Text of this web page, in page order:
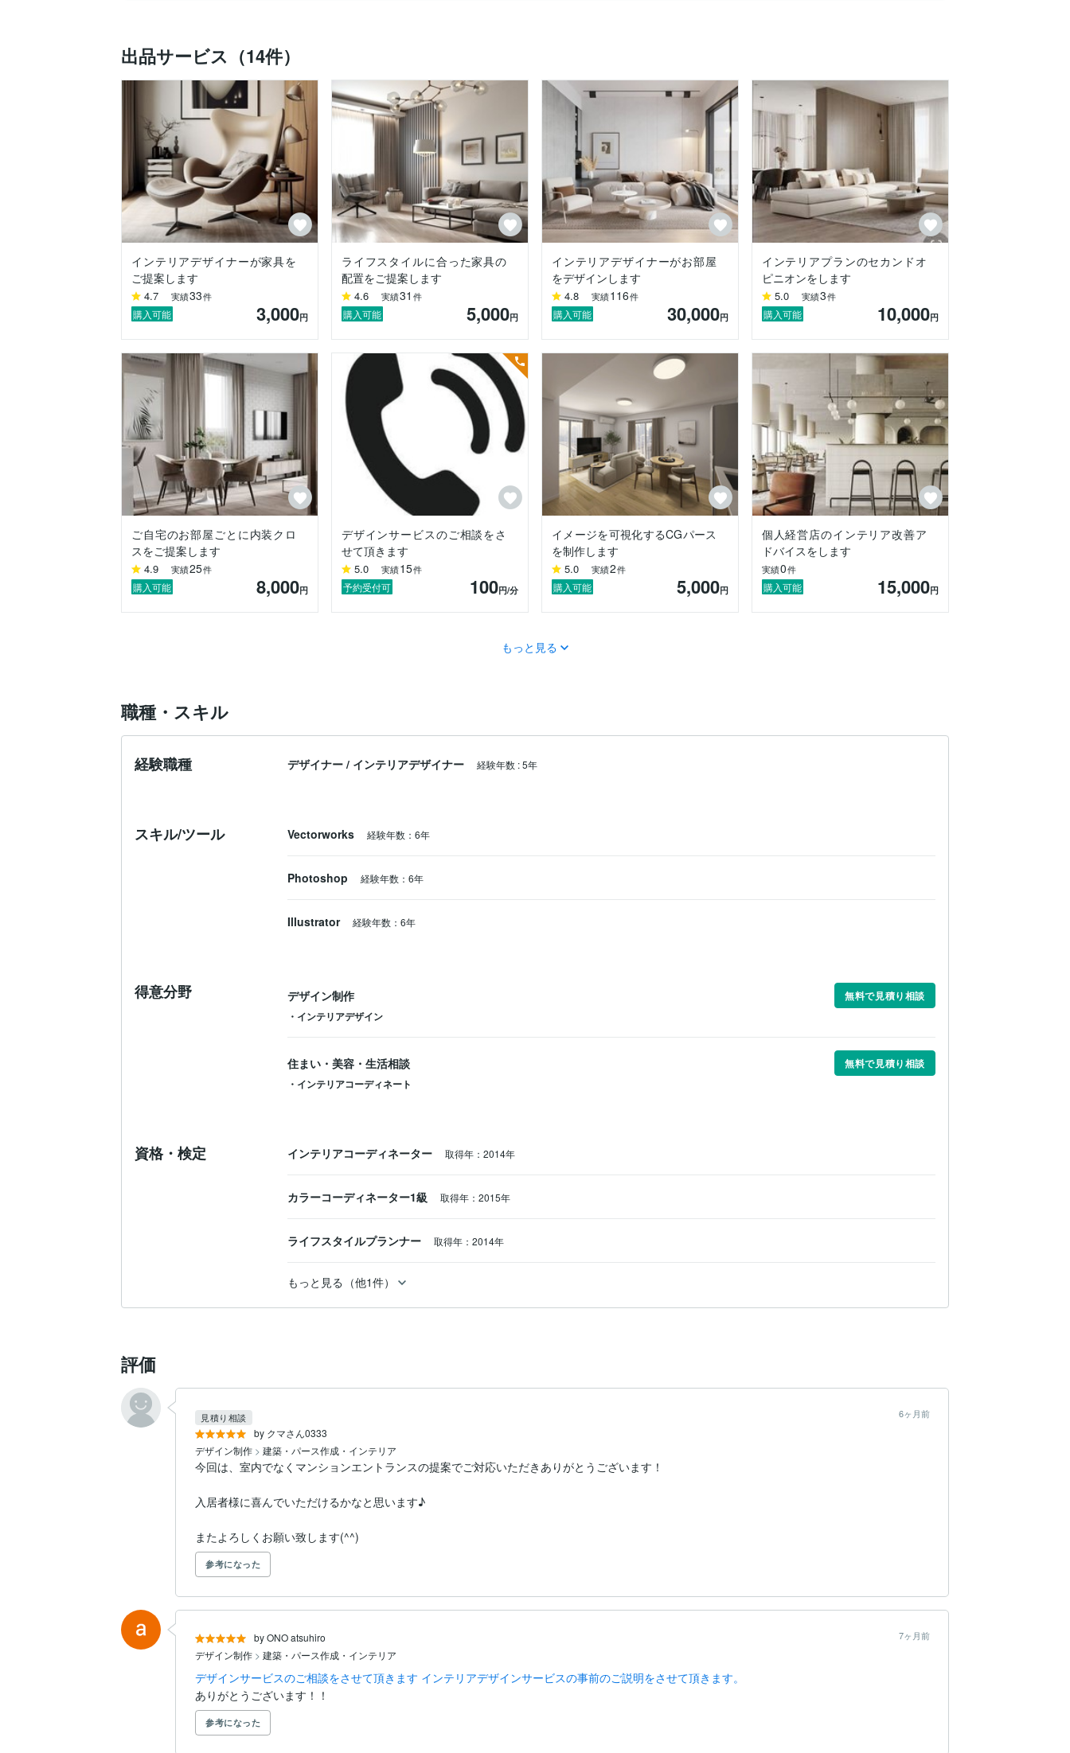
各サービスへのご不明点はお気軽にご連絡、ご相談ください。
ご連絡頂きました内容へのご返信をはじめ、お取引中もなるべくスムーズにご安心してご利用頂けますように努めております。
何卒宜しくお願い致します。
【保有資格】
・インテリアコーディネーター
・カラーコーディネーター1級
・ライフスタイルプランナー
・照明コンサルタント
・整理収納アドバイザー2級
出品サービス（14件）
インテリアデザイナーが家具を
ご提案します
4.7 実績33件
購入可能 3,000円
ライフスタイルに合った家具の
配置をご提案します
4.6 実績31 件
購入可能 5,000円
インテリアデザイナーがお部屋
をデザインします
4.8 実績116件
購入可能 30,000円
インテリアプランのセカンドオ
ピニオンをします
5.0 実績3件
購入可能 10,000円
ご自宅のお部屋ごとに内装クロ
スをご提案します
4.9 実績25件
購入可能 8,000円
デザインサービスのご相談をさ
せて頂きます
5.0 実績15件
予約受付可 100円/分
イメージを可視化するCGパース
を制作します
5.0 実績2件
購入可能 5,000円
個人経営店のインテリア改善ア
ドバイスをします
実績0件
購入可能 15,000円
もっと見る
職種・スキル
経験職種 デザイナー / インテリアデザイナー 経験年数 :5年
スキル/ツール Vectorworks 経験年数：6年
Photoshop 経験年数：6年
Illustrator 経験年数：6年
得意分野 デザイン制作
無料で見積り相談
・インテリアデザイン
住まい・美容・生活相談
無料で見積り相談
・インテリアコーディネート
資格・検定 インテリアコーディネーター 取得年：2014年
カラーコーディネーター1級 取得年：2015年
ライフスタイルプランナー 取得年：2014年
もっと見る（他1件）
評価
by クマさん0333
6ヶ月前
見積り相談
デザイン制作 > 建築・パース作成・インテリア
今回は、室内でなくマンションエントランスの提案でご対応いただきありがとうございます！
入居者様に喜んでいただけるかなと思います♪
またよろしくお願い致します(^^)
参考になった
by ONO atsuhiro 7ヶ月前
デザイン制作 > 建築・パース作成・インテリア
デザインサービスのご相談をさせて頂きます インテリアデザインサービスの事前のご説明をさせて頂きます。
ありがとうございます！！
参考になった